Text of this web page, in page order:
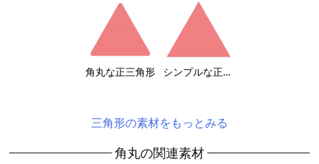
角丸な正三角形 シンプルな正三角形
三角形の素材をもっとみる
角丸の関連素材